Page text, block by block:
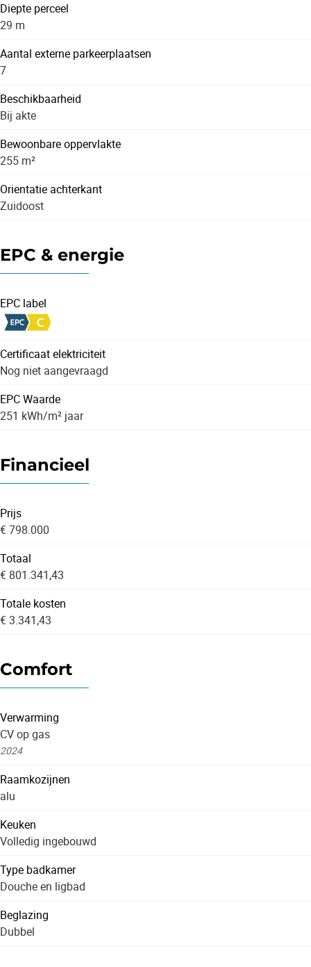
Diepte perceel
29 m
Aantal externe parkeerplaatsen
7
Beschikbaarheid
Bij akte
Bewoonbare oppervlakte
255 m²
Orientatie achterkant
Zuidoost
EPC & energie
EPC label
Certificaat elektriciteit
Nog niet aangevraagd
EPC Waarde
251 kWh/m² jaar
Financieel
Prijs
€ 798.000
Totaal
€ 801.341,43
Totale kosten
€ 3.341,43
Comfort
Verwarming
CV op gas
2024
Raamkozijnen
alu
Keuken
Volledig ingebouwd
Type badkamer
Douche en ligbad
Beglazing
Dubbel